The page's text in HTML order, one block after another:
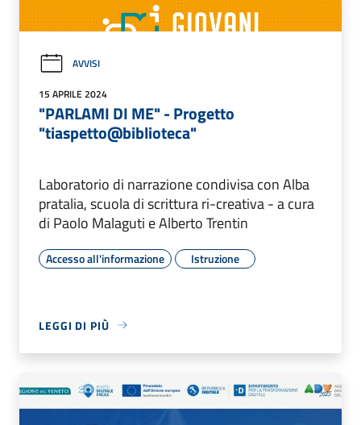
AVVISI
15 APRILE 2024
"PARLAMI DI ME" - Progetto
"tiaspetto@biblioteca"
Laboratorio di narrazione condivisa con Alba
pratalia, scuola di scrittura ri-creativa - a cura
di Paolo Malaguti e Alberto Trentin
Accesso all'informazione Istruzione
LEGGI DI PIÙ